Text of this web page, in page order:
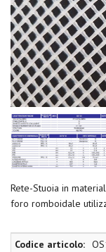
Rete-Stuoia in
foro romboidale
Codice articolo: